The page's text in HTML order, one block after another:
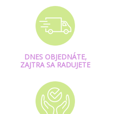
DNES OBJEDNÁTE,
ZAJTRA SA RADUJETE